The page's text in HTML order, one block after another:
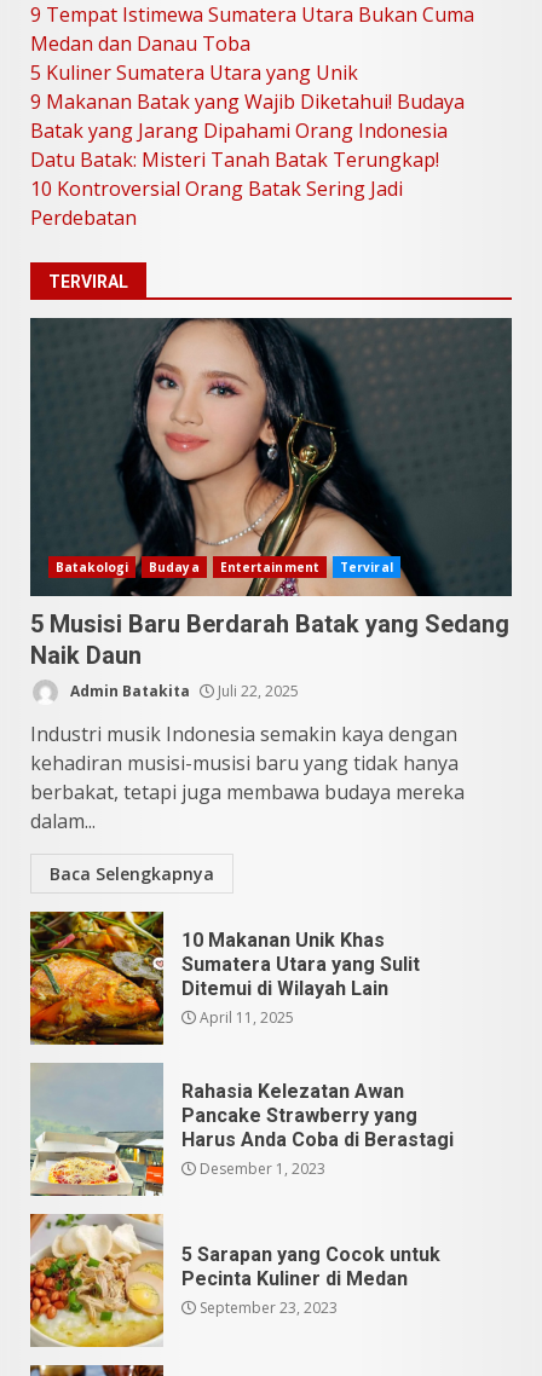
Juli 31, 2026
2
5 Kuliner Sumatera Utara yang
Unik
Juli 13, 2026
Indonesia
Juni 25, 2026
Datu Batak: Misteri Tanah
Batak Terungkap!
Juni 11, 2026
5
10 Kontroversial Orang Batak
Sering Jadi Perdebatan
Mei 25, 2026
9 Tempat Istimewa Sumatera Utara Bukan Cuma
Medan dan Danau Toba
5 Kuliner Sumatera Utara yang Unik
9 Makanan Batak yang Wajib Diketahui! Budaya
Batak yang Jarang Dipahami Orang Indonesia
Datu Batak: Misteri Tanah Batak Terungkap!
10 Kontroversial Orang Batak Sering Jadi
Perdebatan
TERVIRAL
Batakologi Budaya Entertainment Terviral
5 Musisi Baru Berdarah Batak yang Sedang
Naik Daun
Admin Batakita Juli 22, 2025
Industri musik Indonesia semakin kaya dengan
kehadiran musisi-musisi baru yang tidak hanya
berbakat, tetapi juga membawa budaya mereka
dalam...
Baca Selengkapnya
10 Makanan Unik Khas
Sumatera Utara yang Sulit
Ditemui di Wilayah Lain
April 11, 2025
Rahasia Kelezatan Awan
Pancake Strawberry yang
Harus Anda Coba di Berastagi
Desember 1, 2023
5 Sarapan yang Cocok untuk
Pecinta Kuliner di Medan
September 23, 2023